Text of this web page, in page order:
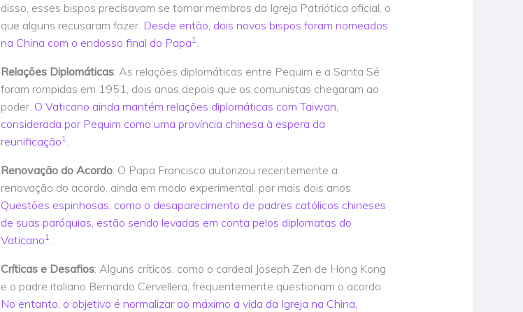
disso, esses bispos precisavam se tornar membros da Igreja Patriótica oficial, o
que alguns recusaram fazer. Desde então, dois novos bispos foram nomeados
na China com o endosso final do Papa1.
Relações Diplomáticas: As relações diplomáticas entre Pequim e a Santa Sé
foram rompidas em 1951, dois anos depois que os comunistas chegaram ao
poder. O Vaticano ainda mantém relações diplomáticas com Taiwan,
considerada por Pequim como uma província chinesa à espera da
reunificação1.
Renovação do Acordo: O Papa Francisco autorizou recentemente a
renovação do acordo, ainda em modo experimental, por mais dois anos.
Questões espinhosas, como o desaparecimento de padres católicos chineses
de suas paróquias, estão sendo levadas em conta pelos diplomatas do
Vaticano1.
Críticas e Desafios: Alguns críticos, como o cardeal Joseph Zen de Hong Kong
e o padre italiano Bernardo Cervellera, frequentemente questionam o acordo.
No entanto, o objetivo é normalizar ao máximo a vida da Igreja na China,